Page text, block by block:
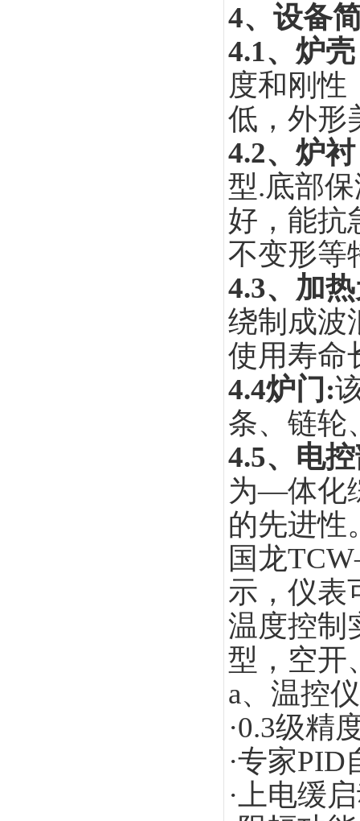
4、设备
4.1、炉
度和刚性
低，外形
4.2、炉
型.底部
好，能抗
不变形等
4.3、加
绕制成波
使用寿命
4.4炉门:
条、链轮
4.5、电
为—体化
的先进性
国龙
示，仪表
温度控制
型，空开
a、温控
·0.3级精
·专家
·上电缓